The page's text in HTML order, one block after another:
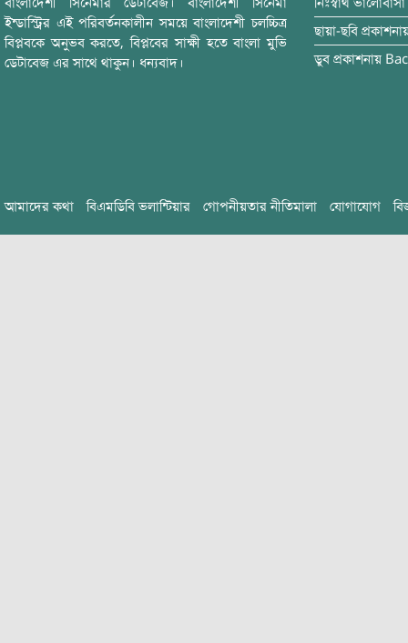
ইন্ডাস্ট্রির এই পরিবর্তনকালীন সময়ে বাংলাদেশী চলচ্চিত্র
বিপ্লবকে অনুভব করতে, বিপ্লবের সাক্ষী হতে বাংলা মুভি
ডেটাবেজ এর সাথে থাকুন। ধন্যবাদ।
ছায়া-ছবি
ডুব প্রকাশনায়
আমাদের কথা বিএমডিবি ভলান্টিয়ার গোপনীয়তার নীতিমালা যোগাযোগ